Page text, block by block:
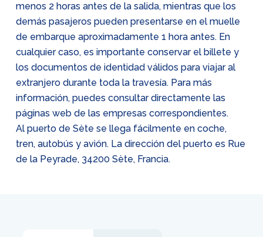
menos 2 horas antes de la salida, mientras que los
demás pasajeros pueden presentarse en el muelle
de embarque aproximadamente 1 hora antes. En
cualquier caso, es importante conservar el billete y
los documentos de identidad válidos para viajar al
extranjero durante toda la travesía. Para más
información, puedes consultar directamente las
páginas web de las empresas correspondientes.
Al puerto de Sète se llega fácilmente en coche,
tren, autobús y avión. La dirección del puerto es Rue
de la Peyrade, 34200 Sète, Francia.